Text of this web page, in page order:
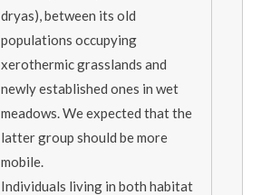
dryas), between its old
populations occupying
xerothermic grasslands and
newly established ones in wet
meadows. We expected that the
latter group should be more
mobile.
Individuals living in both habitat